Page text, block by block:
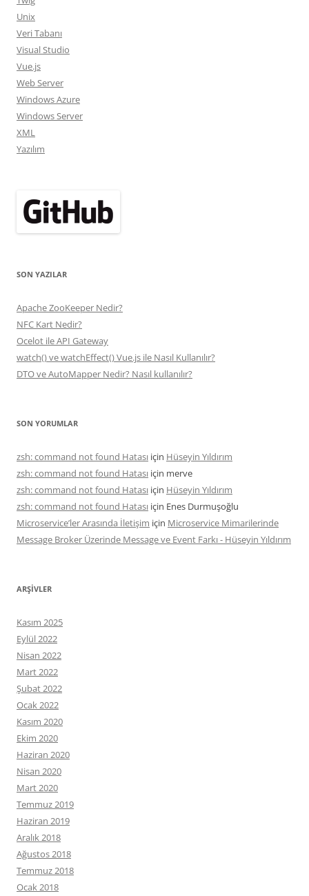
Unix
Veri Tabanı
Visual Studio
Vue.js
Web Server
Windows Azure
Windows Server
XML
Yazılım
SON YAZILAR
Apache ZooKeeper Nedir?
NFC Kart Nedir?
Ocelot ile API Gateway
watch() ve watchEffect() Vue.js ile Nasıl Kullanılır?
DTO ve AutoMapper Nedir? Nasıl kullanılır?
SON YORUMLAR
zsh: command not found Hatası için Hüseyin Yıldırım
zsh: command not found Hatası için merve
zsh: command not found Hatası için Hüseyin Yıldırım
zsh: command not found Hatası için Enes Durmuşoğlu
Microservice’ler Arasında İletişim için Microservice Mimarilerinde
Message Broker Üzerinde Message ve Event Farkı - Hüseyin Yıldırım
ARŞIVLER
Kasım 2025
Eylül 2022
Nisan 2022
Mart 2022
Şubat 2022
Ocak 2022
Kasım 2020
Ekim 2020
Haziran 2020
Nisan 2020
Mart 2020
Temmuz 2019
Haziran 2019
Aralık 2018
Ağustos 2018
Temmuz 2018
Ocak 2018